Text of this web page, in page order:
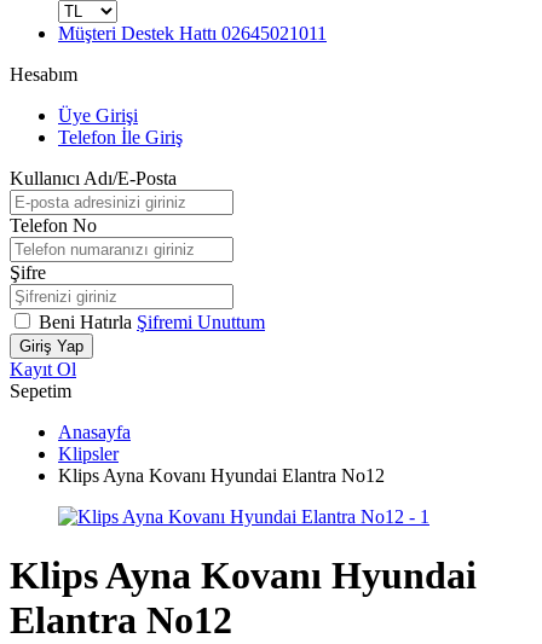
Müşteri Destek Hattı 02645021011
Hesabım
Üye Girişi
Telefon İle Giriş
Kullanıcı Adı/E-Posta
Telefon No
Şifre
Beni Hatırla Şifremi Unuttum
Giriş Yap
Kayıt Ol
Sepetim
Anasayfa
Klipsler
Klips Ayna Kovanı Hyundai Elantra No12
Klips Ayna Kovanı Hyundai
Elantra No12